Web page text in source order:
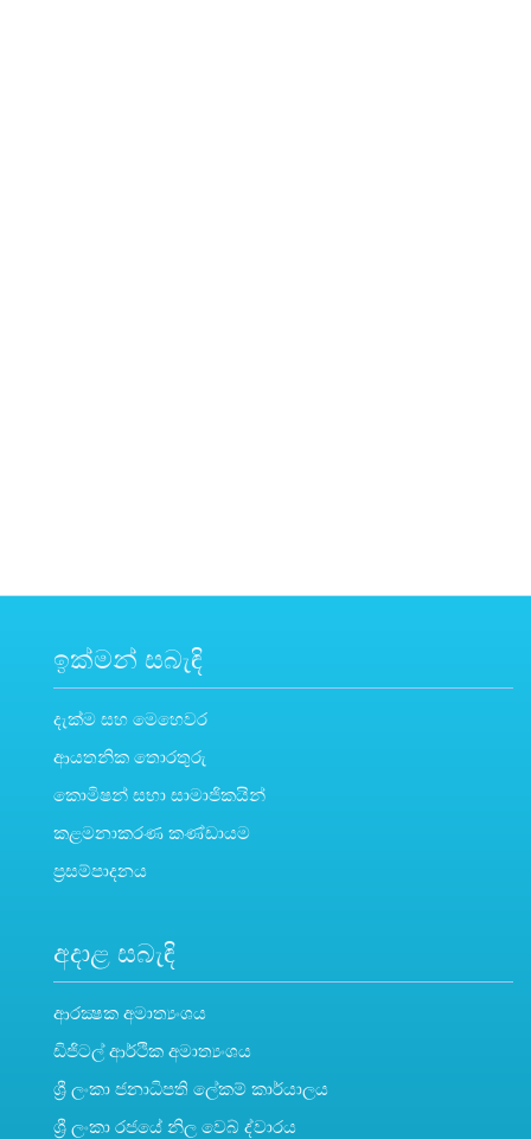
ඉක්මන් සබැඳි
දැක්ම සහ මෙහෙවර
ආයතනික තොරතුරු
කොමිෂන් සභා සාමාජිකයින්
කළමනාකරණ කණ්ඩායම
ප්‍රසම්පාදනය
අදාළ සබැඳි
ආරක්‍ෂක අමාත්‍යංශය
ඩිජිටල් ආර්ථික අමාත්‍යංශය
ශ්‍රී ලංකා ජනාධිපති ලේකම් කාර්යාලය
ශ්‍රී ලංකා රජයේ නිල වෙබ් ද්වාරය